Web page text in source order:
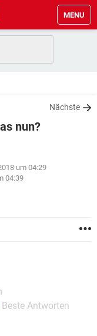
MENU
Nächste
nun?
um 04:29
04:39
Beste Antworten